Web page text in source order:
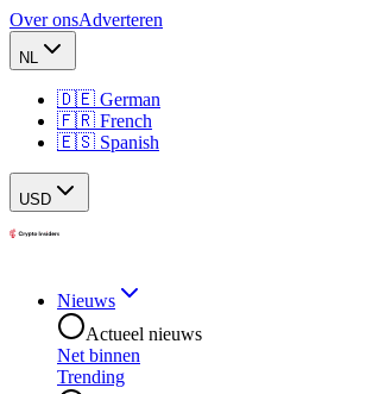
Over onsAdverteren
NL
🇩🇪 German
🇫🇷 French
🇪🇸 Spanish
USD
Nieuws
Actueel nieuws
Net binnen
Trending